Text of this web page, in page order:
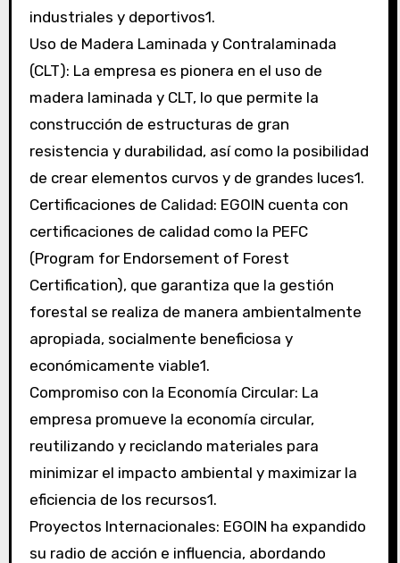
industriales y deportivos1.
Uso de Madera Laminada y Contralaminada
(CLT): La empresa es pionera en el uso de
madera laminada y CLT, lo que permite la
construcción de estructuras de gran
resistencia y durabilidad, así como la posibilidad
de crear elementos curvos y de grandes luces1.
Certificaciones de Calidad: EGOIN cuenta con
certificaciones de calidad como la PEFC
(Program for Endorsement of Forest
Certification), que garantiza que la gestión
forestal se realiza de manera ambientalmente
apropiada, socialmente beneficiosa y
económicamente viable1.
Compromiso con la Economía Circular: La
empresa promueve la economía circular,
reutilizando y reciclando materiales para
minimizar el impacto ambiental y maximizar la
eficiencia de los recursos1.
Proyectos Internacionales: EGOIN ha expandido
su radio de acción e influencia, abordando